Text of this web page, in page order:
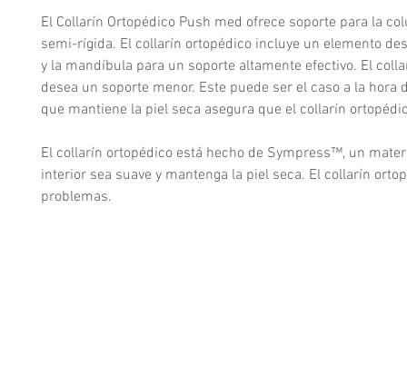
El Collarín Ortopédico Push med ofrece soporte para la
semi-rígida. El collarín ortopédico incluye un elemento
y la mandíbula para un soporte altamente efectivo. El
desea un soporte menor. Este puede ser el caso a la
que mantiene la piel seca asegura que el collarín
El collarín ortopédico está hecho de Sympress™, un
interior sea suave y mantenga la piel seca. El collarín
problemas.